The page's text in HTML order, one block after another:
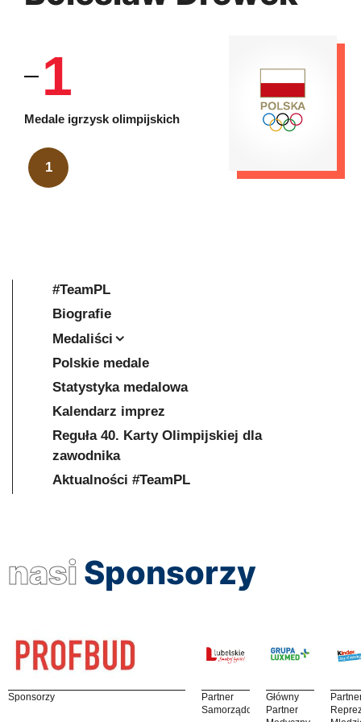
1
Medale igrzysk olimpijskich
1
#TeamPL
Biografie
Medaliści
Polskie medale
Statystyka medalowa
Kalendarz imprez
Reguła 40. Karty Olimpijskiej dla
zawodnika
Aktualności #TeamPL
nasi Sponsorzy
Sponsorzy
Partner
Samorządowy
Główny
Partner